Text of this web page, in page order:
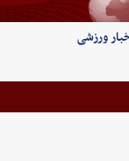
ورزشی